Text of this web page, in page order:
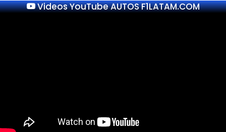
Videos YouTube AUTOS F1LATAM.COM